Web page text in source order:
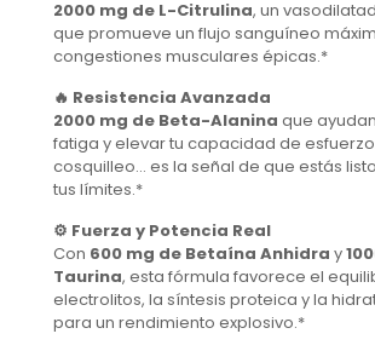
2000 mg de L-Citrulina, un
que promueve un flujo sanguíneo
congestiones musculares épicas.*
🔥 Resistencia Avanzada
2000 mg de Beta-Alanina que
fatiga y elevar tu capacidad de
cosquilleo… es la señal de que estás
tus límites.*
⚙️ Fuerza y Potencia Real
Con 600 mg de Betaína Anhidra y
Taurina, esta fórmula favorece el
electrolitos, la síntesis proteica y la
para un rendimiento explosivo.*